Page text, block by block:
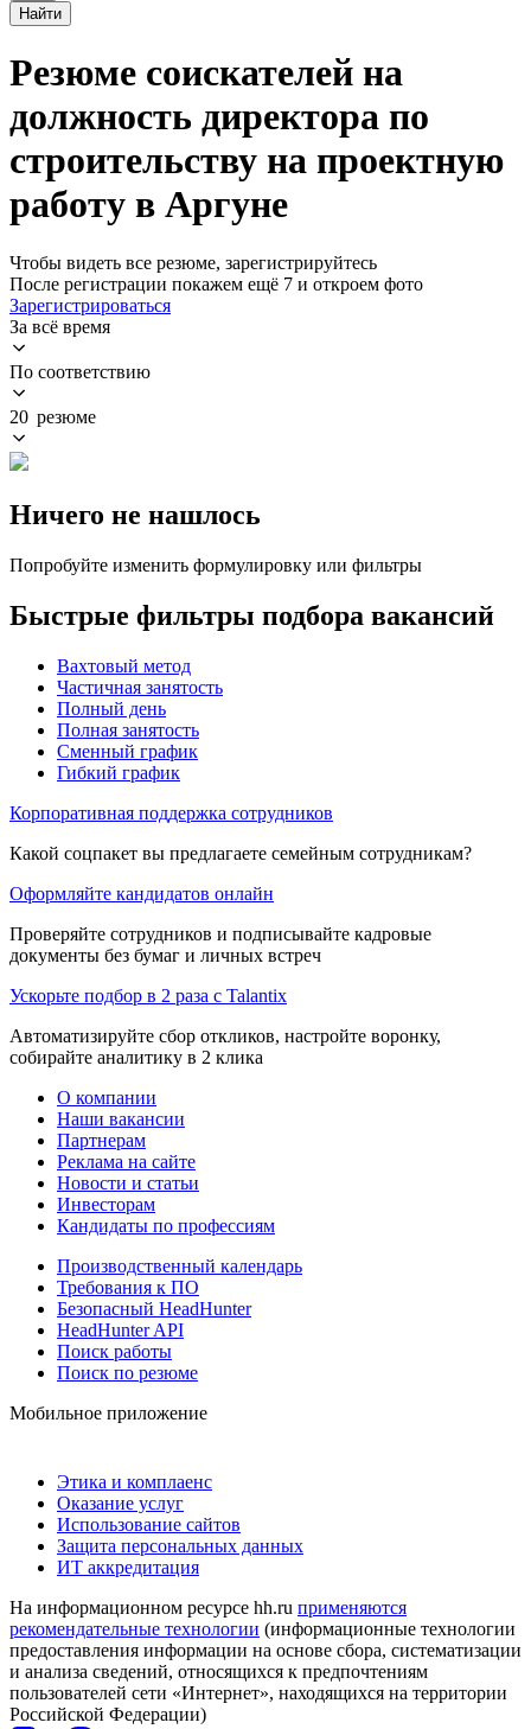
Найти
Резюме соискателей на
должность директора по
строительству на проектную
работу в Аргуне
Чтобы видеть все резюме, зарегистрируйтесь
После регистрации покажем ещё 7 и откроем фото
Зарегистрироваться
За всё время
По соответствию
20 резюме
Ничего не нашлось
Попробуйте изменить формулировку или фильтры
Быстрые фильтры подбора вакансий
Вахтовый метод
Частичная занятость
Полный день
Полная занятость
Сменный график
Гибкий график
Корпоративная поддержка сотрудников
Какой соцпакет вы предлагаете семейным сотрудникам?
Оформляйте кандидатов онлайн
Проверяйте сотрудников и подписывайте кадровые
документы без бумаг и личных встреч
Ускорьте подбор в 2 раза с Talantix
Автоматизируйте сбор откликов, настройте воронку,
собирайте аналитику в 2 клика
О компании
Наши вакансии
Партнерам
Реклама на сайте
Новости и статьи
Инвесторам
Кандидаты по профессиям
Производственный календарь
Требования к ПО
Безопасный HeadHunter
HeadHunter API
Поиск работы
Поиск по резюме
Мобильное приложение
Этика и комплаенс
Оказание услуг
Использование сайтов
Защита персональных данных
ИТ аккредитация
На информационном ресурсе hh.ru применяются
рекомендательные технологии (информационные технологии
предоставления информации на основе сбора, систематизации
и анализа сведений, относящихся к предпочтениям
пользователей сети «Интернет», находящихся на территории
Российской Федерации)